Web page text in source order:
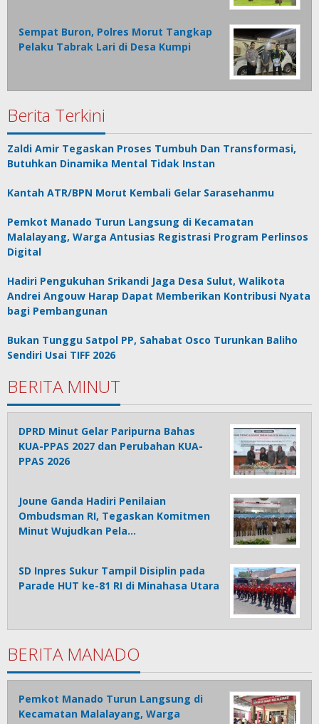
Sempat Buron, Polres Morut Tangkap
Pelaku Tabrak Lari di Desa Kumpi
Berita Terkini
Zaldi Amir Tegaskan Proses Tumbuh Dan Transformasi,
Butuhkan Dinamika Mental Tidak Instan
Kantah ATR/BPN Morut Kembali Gelar Sarasehanmu
Pemkot Manado Turun Langsung di Kecamatan
Malalayang, Warga Antusias Registrasi Program Perlinsos
Digital
Hadiri Pengukuhan Srikandi Jaga Desa Sulut, Walikota
Andrei Angouw Harap Dapat Memberikan Kontribusi Nyata
bagi Pembangunan
Bukan Tunggu Satpol PP, Sahabat Osco Turunkan Baliho
Sendiri Usai TIFF 2026
BERITA MINUT
DPRD Minut Gelar Paripurna Bahas
KUA-PPAS 2027 dan Perubahan KUA-
PPAS 2026
Joune Ganda Hadiri Penilaian
Ombudsman RI, Tegaskan Komitmen
Minut Wujudkan Pela…
SD Inpres Sukur Tampil Disiplin pada
Parade HUT ke-81 RI di Minahasa Utara
BERITA MANADO
Pemkot Manado Turun Langsung di
Kecamatan Malalayang, Warga